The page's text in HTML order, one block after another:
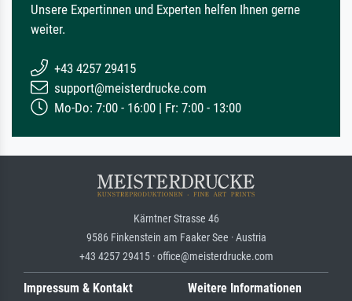
Unsere Expertinnen und Experten helfen Ihnen gerne
weiter.
+43 4257 29415
support@meisterdrucke.com
Mo-Do: 7:00 - 16:00 | Fr: 7:00 - 13:00
Kärntner Strasse 46
9586 Finkenstein am Faaker See · Austria
+43 4257 29415 · office@meisterdrucke.com
Impressum & Kontakt Weitere Informationen